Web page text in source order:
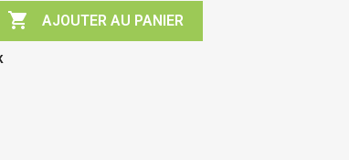
 AJOUTER AU PANIER